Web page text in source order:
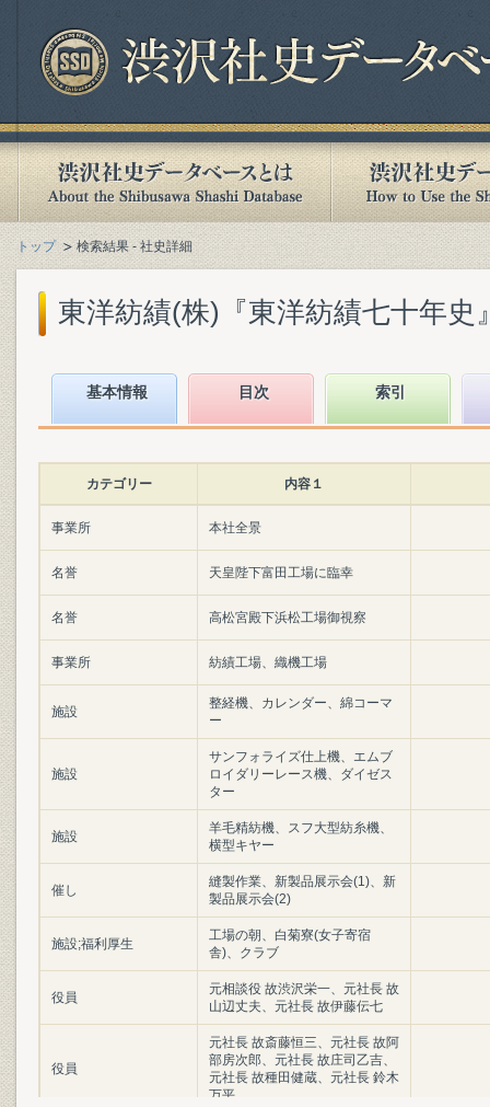
トップ 検索結果 - 社史詳細
東洋紡績(株)『東洋紡績七十年史
基本情報 目次 索引
カテゴリー 内容１
事業所 本社全景
名誉 天皇陛下富田工場に臨幸
名誉 高松宮殿下浜松工場御視察
事業所 紡績工場、織機工場
施設
整経機、カレンダー、綿コーマ
ー
施設
サンフォライズ仕上機、エムブ
ロイダリーレース機、ダイゼス
ター
施設
羊毛精紡機、スフ大型紡糸機、
横型キヤー
催し
縫製作業、新製品展示会(1)、新
製品展示会(2)
施設;福利厚生
工場の朝、白菊寮(女子寄宿
舎)、クラブ
役員
元相談役 故渋沢栄一、元社長 故
山辺丈夫、元社長 故伊藤伝七
役員
元社長 故斎藤恒三、元社長 故阿
部房次郎、元社長 故庄司乙吉、
元社長 故種田健蔵、元社長 鈴木
万平